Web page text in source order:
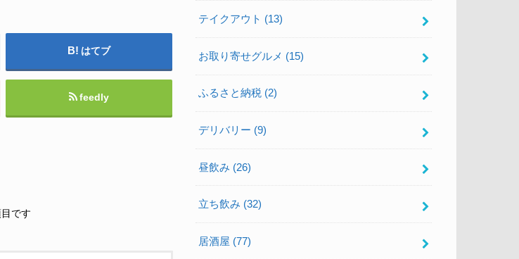
はてブ
feedly
です
テイクアウト (13)
お取り寄せグルメ (15)
ふるさと納税 (2)
デリバリー (9)
昼飲み (26)
立ち飲み (32)
居酒屋 (77)